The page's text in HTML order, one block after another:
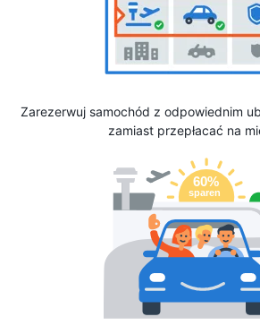
Zarezerwuj samochód z odpowiednim
zamiast przepłacać na